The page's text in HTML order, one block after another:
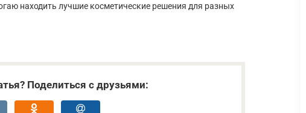
находить лучшие косметические решения для разных
Поделиться с друзьями: